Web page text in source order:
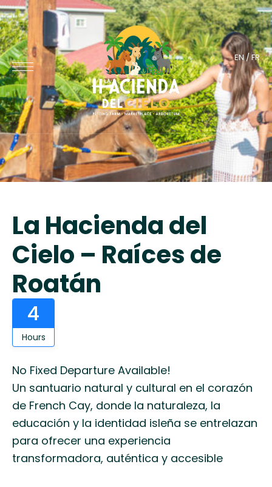
EN/FR
La Hacienda del
Cielo – Raíces de
Roatán
4
Hours
No Fixed Departure Available!
Un santuario natural y cultural en el corazón
de French Cay, donde la naturaleza, la
educación y la identidad isleña se entrelazan
para ofrecer una experiencia
transformadora, auténtica y accesible